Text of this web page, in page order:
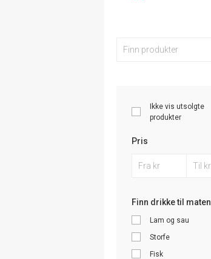
Ikke vis utsolgte
produkter
Pris
Finn drikke til maten
Lam og sau
Storfe
Fisk